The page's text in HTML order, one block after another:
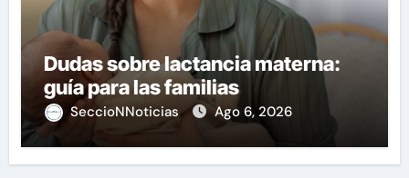
Dudas sobre lactancia materna:
guía para las familias
SeccioNNoticias Ago 6, 2026